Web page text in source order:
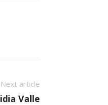
Next article
Valle